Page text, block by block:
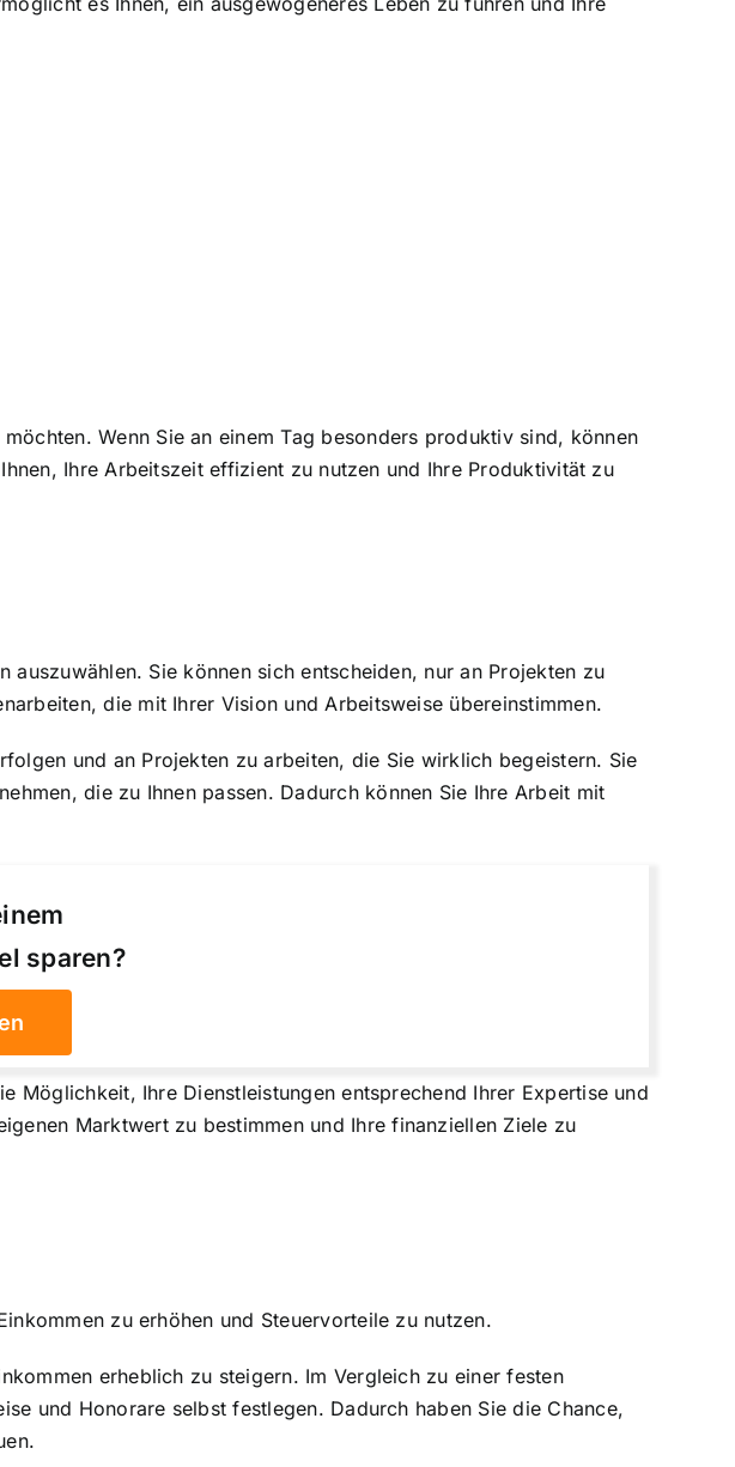
Wenn Sie an einem Tag besonders produktiv sind, können
Ihre Arbeitszeit effizient zu nutzen und Ihre Produktivität zu
Sie können sich entscheiden, nur an Projekten zu
die mit Ihrer Vision und Arbeitsweise übereinstimmen.
und an Projekten zu arbeiten, die Sie wirklich begeistern. Sie
die zu Ihnen passen. Dadurch können Sie Ihre Arbeit mit
sparen?
Möglichkeit, Ihre Dienstleistungen entsprechend Ihrer Expertise und
Marktwert zu bestimmen und Ihre finanziellen Ziele zu
zu erhöhen und Steuervorteile zu nutzen.
erheblich zu steigern. Im Vergleich zu einer festen
und Honorare selbst festlegen. Dadurch haben Sie die Chance,